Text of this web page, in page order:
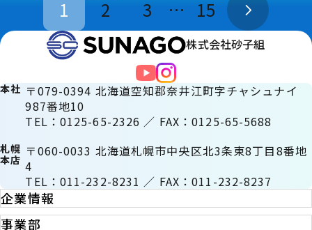
1 2 3 … 15
株式会社砂子組
本社 〒079-0394 北海道空知郡奈井江町字チャシュナイ
987番地10
TEL：0125-65-2326 ／ FAX：0125-65-5688
札幌
本店
〒060-0033 北海道札幌市中央区北3条東8丁目8番地
4
TEL：011-232-8231 ／ FAX：011-232-8237
企業情報
事業部